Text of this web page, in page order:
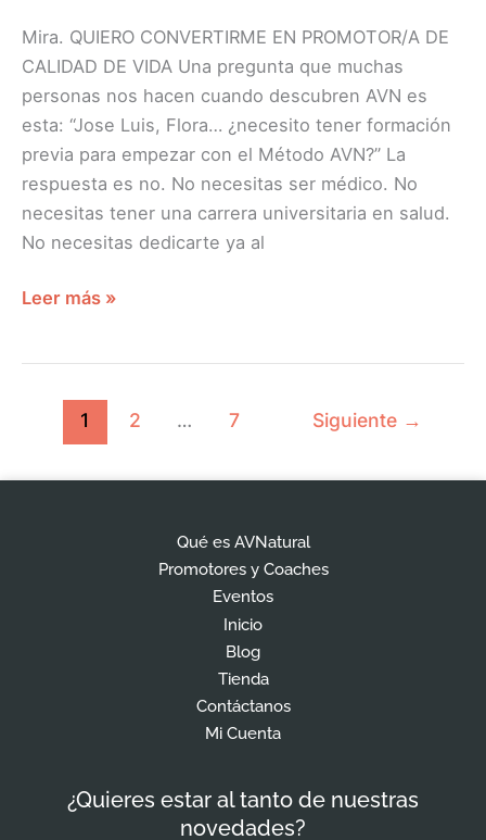
Mira. QUIERO CONVERTIRME EN PROMOTOR/A DE
CALIDAD DE VIDA Una pregunta que muchas
personas nos hacen cuando descubren AVN es
esta: “Jose Luis, Flora… ¿necesito tener formación
previa para empezar con el Método AVN?” La
respuesta es no. No necesitas ser médico. No
necesitas tener una carrera universitaria en salud.
No necesitas dedicarte ya al
Leer más »
1 2 … 7 Siguiente →
Qué es AVNatural
Promotores y Coaches
Eventos
Inicio
Blog
Tienda
Contáctanos
Mi Cuenta
¿Quieres estar al tanto de nuestras
novedades?